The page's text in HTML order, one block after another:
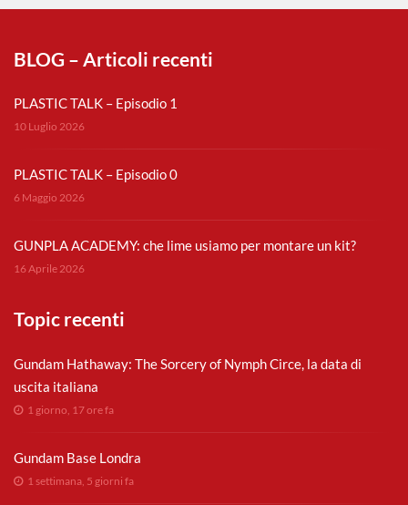
BLOG – Articoli recenti
PLASTIC TALK – Episodio 1
10 Luglio 2026
PLASTIC TALK – Episodio 0
6 Maggio 2026
GUNPLA ACADEMY: che lime usiamo per montare un kit?
16 Aprile 2026
Topic recenti
Gundam Hathaway: The Sorcery of Nymph Circe, la data di
uscita italiana
1 giorno, 17 ore fa
Gundam Base Londra
1 settimana, 5 giorni fa